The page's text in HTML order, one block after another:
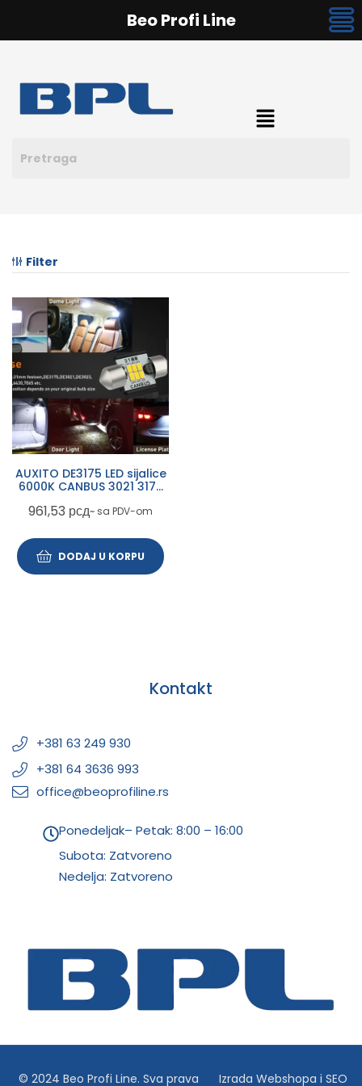
Filter
AUXITO DE3175 LED sijalice
6000K CANBUS 3021 3175
961,53 рсд~ sa PDV-om
DODAJ U KORPU
Kontakt
+381 63 249 930
+381 64 3636 993
office@beoprofiline.rs
Ponedeljak– Petak: 8:00 – 16:00
Subota: Zatvoreno
Nedelja: Zatvoreno
© 2024 Beo Profi Line. Sva prava Izrada Webshopa iSEO
Beo Profi Line